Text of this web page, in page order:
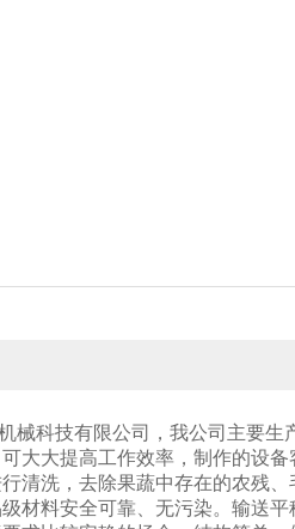
械科技有限公司，我公司主要生
大大提高工作效率，制作的设
清洗，去除果蔬中存在的农残、
材料安全可靠、无污染。输送